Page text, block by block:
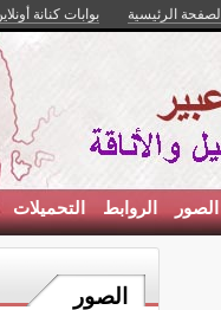
الصفحة الرئيسية بوابات كنانة
الصور الروابط التحميلات
الصور